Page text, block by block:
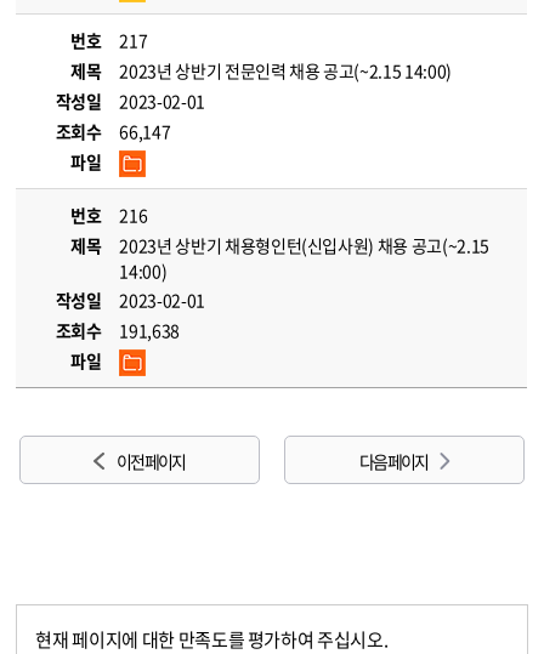
번호
217
제목
2023년 상반기 전문인력 채용 공고(~2.15 14:00)
작성일
2023-02-01
조회수
66,147
파일
번호
216
제목
2023년 상반기 채용형인턴(신입사원) 채용 공고(~2.15
14:00)
작성일
2023-02-01
조회수
191,638
파일
이전 페이지 다음 페이지
현재 페이지에 대한 만족도를 평가하여 주십시오.